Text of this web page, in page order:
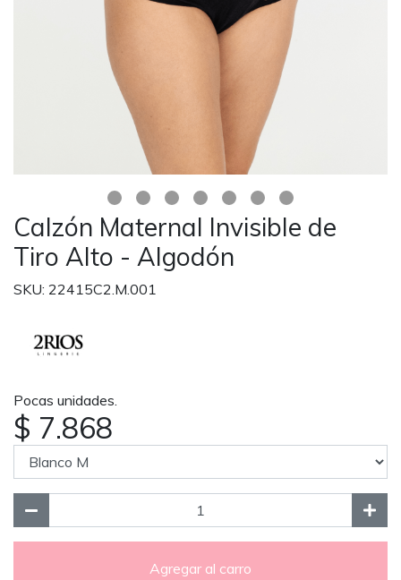
Calzón Maternal Invisible de
Tiro Alto - Algodón
SKU: 22415C2.M.001
Pocas unidades.
$ 7.868
Agregar al carro